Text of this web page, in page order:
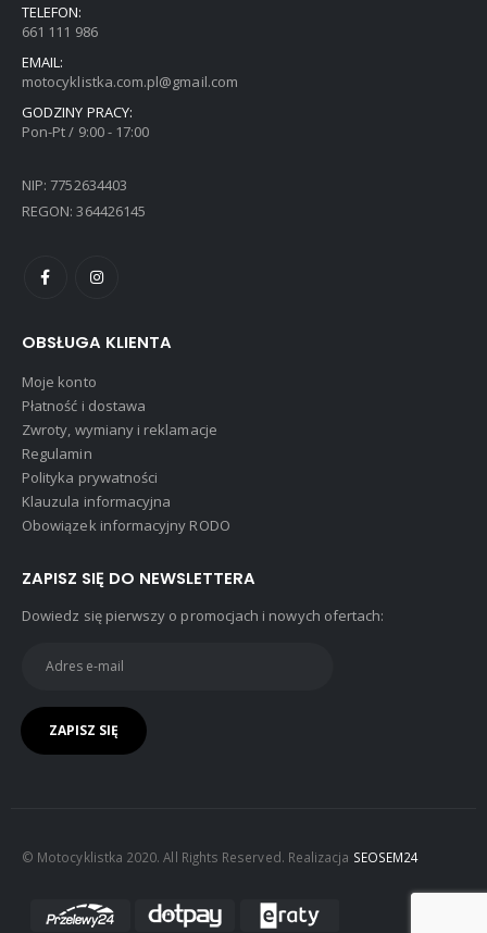
TELEFON:
661 111 986
EMAIL:
motocyklistka.com.pl@gmail.com
GODZINY PRACY:
Pon-Pt / 9:00 - 17:00
NIP: 7752634403
REGON: 364426145
OBSŁUGA KLIENTA
Moje konto
Płatność i dostawa
Zwroty, wymiany i reklamacje
Regulamin
Polityka prywatności
Klauzula informacyjna
Obowiązek informacyjny RODO
ZAPISZ SIĘ DO NEWSLETTERA
Dowiedz się pierwszy o promocjach i nowych ofertach:
© Motocyklistka 2020. All Rights Reserved. Realizacja SEOSEM24